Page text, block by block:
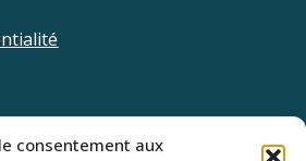
consentement aux